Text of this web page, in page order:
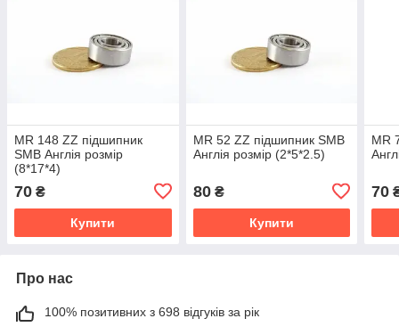
MR 148 ZZ підшипник
SMB Англія розмір
(8*17*4)
70 ₴
Купити
MR 52 ZZ підшипник SMB
Англія розмір (2*5*2.5)
80₴
Купити
MR
70
Про нас
100% позитивних з 698 відгуків за рік